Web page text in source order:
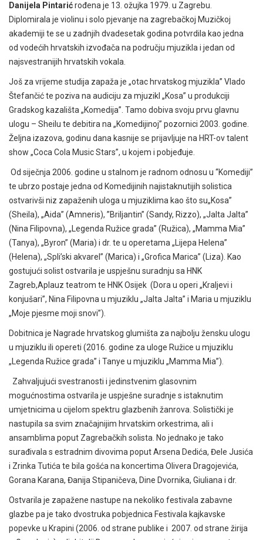
Danijela Pintarićrođena je 13. ožujka 1979. u Zagrebu.
Diplomirala je violinu i solo pjevanje na zagrebačkoj Muzičkoj
akademiji te se u zadnjih dvadesetak godina potvrdila kao jedna
od vodećih hrvatskih izvođača na području mjuzikla i jedan od
najsvestranijih hrvatskih vokala.
Još za vrijeme studija zapaža je „otac hrvatskog mjuzikla” Vlado
Štefančić te poziva na audiciju za mjuzikl „Kosa” u produkciji
Gradskog kazališta „Komedija”. Tamo dobiva svoju prvu glavnu
ulogu – Sheilu te debitira na „Komedijinoj” pozornici 2003. godine.
Željna izazova, godinu dana kasnije se prijavljuje na HRT-ov talent
show „Coca Cola Music Stars”, u kojem i pobjeđuje.
Od siječnja 2006. godine u stalnom je radnom odnosu u “Komediji”
te ubrzo postaje jedna od Komedijinih najistaknutijih solistica
ostvarivši niz zapaženih uloga u mjuziklima kao što su„Kosa”
(Sheila), „Aida” (Amneris), ”Briljantin” (Sandy, Rizzo), „Jalta Jalta”
(Nina Filipovna), „Legenda Ružice grada” (Ružica), „Mamma Mia”
(Tanya), „Byron” (Maria) i dr. te u operetama „Lijepa Helena”
(Helena), „Spli’ski akvarel” (Marica) i „Grofica Marica” (Liza). Kao
gostujući solist ostvarila je uspješnu suradnju sa HNK
Zagreb,Aplauz teatrom te HNK Osijek (Dora u operi „Kraljevi i
konjušari”, Nina Filipovna u mjuziklu „Jalta Jalta” i Maria u mjuziklu
„Moje pjesme moji snovi”).
Dobitnica je Nagrade hrvatskog glumišta za najbolju žensku ulogu
u mjuziklu ili opereti (2016. godine za uloge Ružice u mjuziklu
„Legenda Ružice grada” i Tanye u mjuziklu „Mamma Mia”).
Zahvaljujući svestranosti i jedinstvenim glasovnim
mogućnostima ostvarila je uspješne suradnje s istaknutim
umjetnicima u cijelom spektru glazbenih žanrova. Solistički je
nastupila sa svim značajnijim hrvatskim orkestrima, ali i
ansamblima poput Zagrebačkih solista. No jednako je tako
surađivala s estradnim divovima poput Arsena Dedića, Đele Jusića
i Zrinka Tutića te bila gošća na koncertima Olivera Dragojevića,
Gorana Karana, Đanija Stipaničeva, Dine Dvornika, Giuliana i dr.
Ostvarila je zapažene nastupe na nekoliko festivala zabavne
glazbe pa je tako dvostruka pobjednica Festivala kajkavske
popevke u Krapini (2006. od strane publike i 2007. od strane žirija